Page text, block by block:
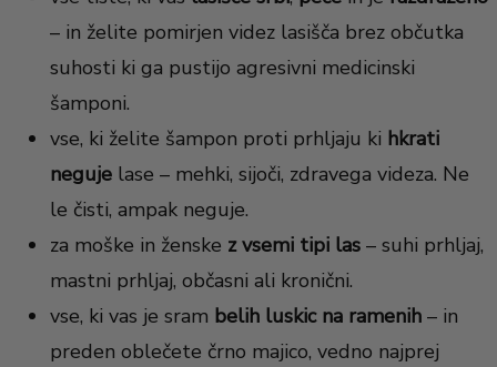
– in želite pomirjen videz lasišča brez občutka
suhosti ki ga pustijo agresivni medicinski
šamponi.
vse, ki želite šampon proti prhljaju ki hkrati
neguje lase – mehki, sijoči, zdravega videza. Ne
le čisti, ampak neguje.
za moške in ženske z vsemi tipi las – suhi prhljaj,
mastni prhljaj, občasni ali kronični.
vse, ki vas je sram belih luskic na ramenih – in
preden oblečete črno majico, vedno najprej